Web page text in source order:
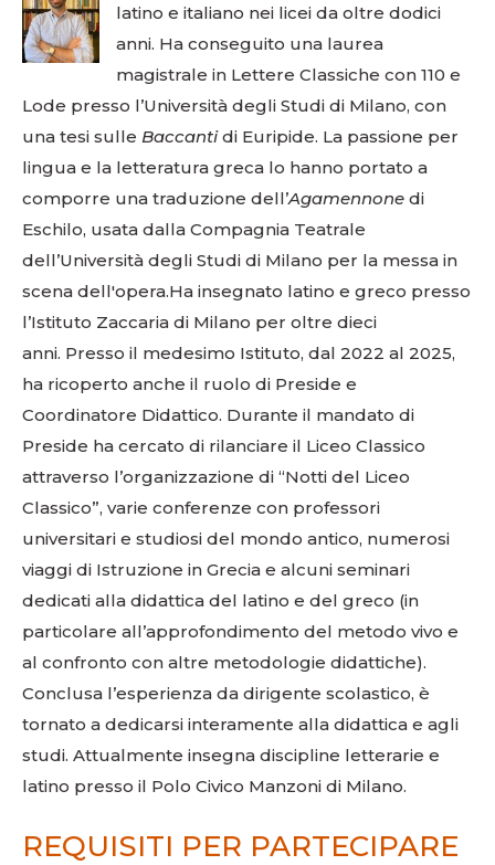
latino e italiano nei licei da oltre dodici
anni. Ha conseguito una laurea
magistrale in Lettere Classiche con 110 e
Lode presso l’Università degli Studi di Milano, con
una tesi sulle Baccantidi Euripide. La passione per
lingua e la letteratura greca lo hanno portato a
comporre una traduzione dell’Agamennone di
Eschilo, usata dalla Compagnia Teatrale
dell’Università degli Studi di Milano per la messa in
scena dell'opera.Ha insegnato latino e greco presso
l’Istituto Zaccaria di Milano per oltre dieci
anni. Presso il medesimo Istituto, dal 2022 al 2025,
ha ricoperto anche il ruolo di Preside e
Coordinatore Didattico. Durante il mandato di
Preside ha cercato di rilanciare il Liceo Classico
attraverso l’organizzazione di “Notti del Liceo
Classico”, varie conferenze con professori
universitari e studiosi del mondo antico, numerosi
viaggi di Istruzione in Grecia e alcuni seminari
dedicati alla didattica del latino e del greco (in
particolare all’approfondimento del metodo vivo e
al confronto con altre metodologie didattiche).
Conclusa l’esperienza da dirigente scolastico, è
tornato a dedicarsi interamente alla didattica e agli
studi. Attualmente insegna discipline letterarie e
latino presso il Polo Civico Manzoni di Milano.
REQUISITI PER PARTECIPARE